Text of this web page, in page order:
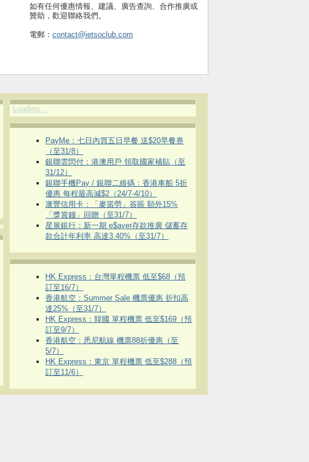
如有任何優惠情報、建議、廣告查詢、合作推廣或
贊助，歡迎聯絡我們。
電郵： contact@jetsoclub.com
Loading...
PayMe：七日內買五日早餐 送$20早餐券
（至31/8）
銀聯雲閃付：港澳用戶 領取國家補貼（至
31/12）
銀聯手機Pay / 銀聯二維碼：香港車船 5折
優惠 每程最高減$2（24/7-4/10）
滙豐信用卡：「麥當勞」簽賬 額外15%
「獎賞錢」回贈（至31/7）
星展銀行：新一期 e$aver存款推廣 儲蓄存
款合計年利率 高達3.40%（至31/7）
HK Express：台灣單程機票 低至$68（預
訂至16/7）
香港航空：Summer Sale 機票優惠 折扣高
達25%（至31/7）
HK Express：韓國 單程機票 低至$169（預
訂至9/7）
香港航空：悉尼航線 機票88折優惠（至
5/7）
HK Express：東京 單程機票 低至$288（預
訂至11/6）